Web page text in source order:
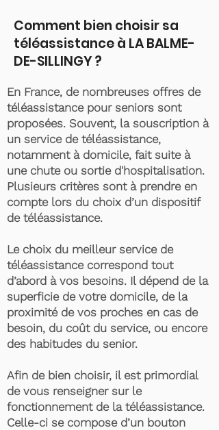
Comment bien choisir sa
téléassistance à LA BALME-
DE-SILLINGY ?
En France, de nombreuses offres de
téléassistance pour seniors sont
proposées. Souvent, la souscription à
un service de téléassistance,
notamment à domicile, fait suite à
une chute ou sortie d'hospitalisation.
Plusieurs critères sont à prendre en
compte lors du choix d’un dispositif
de téléassistance.
Le choix du meilleur service de
téléassistance correspond tout
d’abord à vos besoins. Il dépend de la
superficie de votre domicile, de la
proximité de vos proches en cas de
besoin, du coût du service, ou encore
des habitudes du senior.
Afin de bien choisir, il est primordial
de vous renseigner sur le
fonctionnement de la téléassistance.
Celle-ci se compose d’un bouton